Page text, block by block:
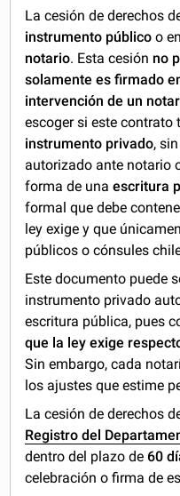
La cesión de derechos
instrumento públicoo
notario. Esta cesión no
solamente es firmado
intervención de un
escoger si este
instrumento privado,
autorizado ante notario
forma de unaescritura
formal que debe
ley exige y que
públicos o cónsules
Este documento puede
instrumento privado
escritura pública, pues
que la ley exige
Sin embargo, cada
los ajustes que estime
La cesión de derechos
Registro del
dentro del plazo de 60
celebración o firma de